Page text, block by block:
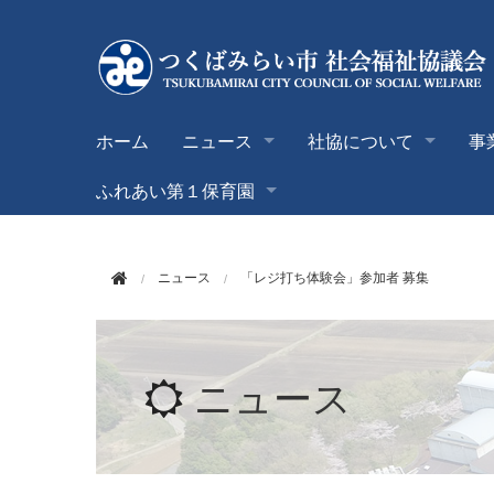
ホーム ニュース 社協について
事
ふれあい第１保育園
ニュース 「レジ打ち体験会」参加者 募集
ニュース